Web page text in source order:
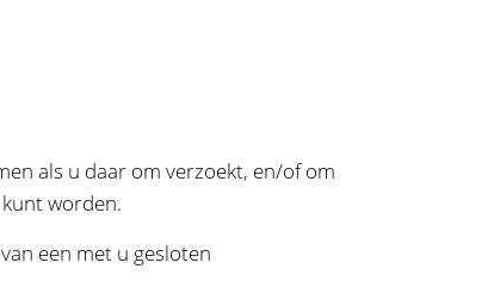
als u daar om verzoekt, en/of om
worden.
een met u gesloten